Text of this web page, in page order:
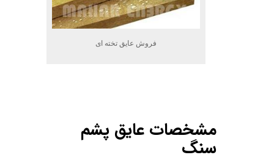
فروش عایق تخته ای
مشخصات عایق پشم
سنگ